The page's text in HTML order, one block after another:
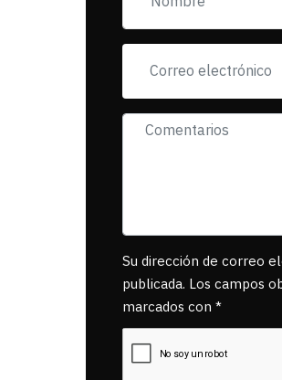
Su dirección de correo
publicada. Los campos
marcados con *